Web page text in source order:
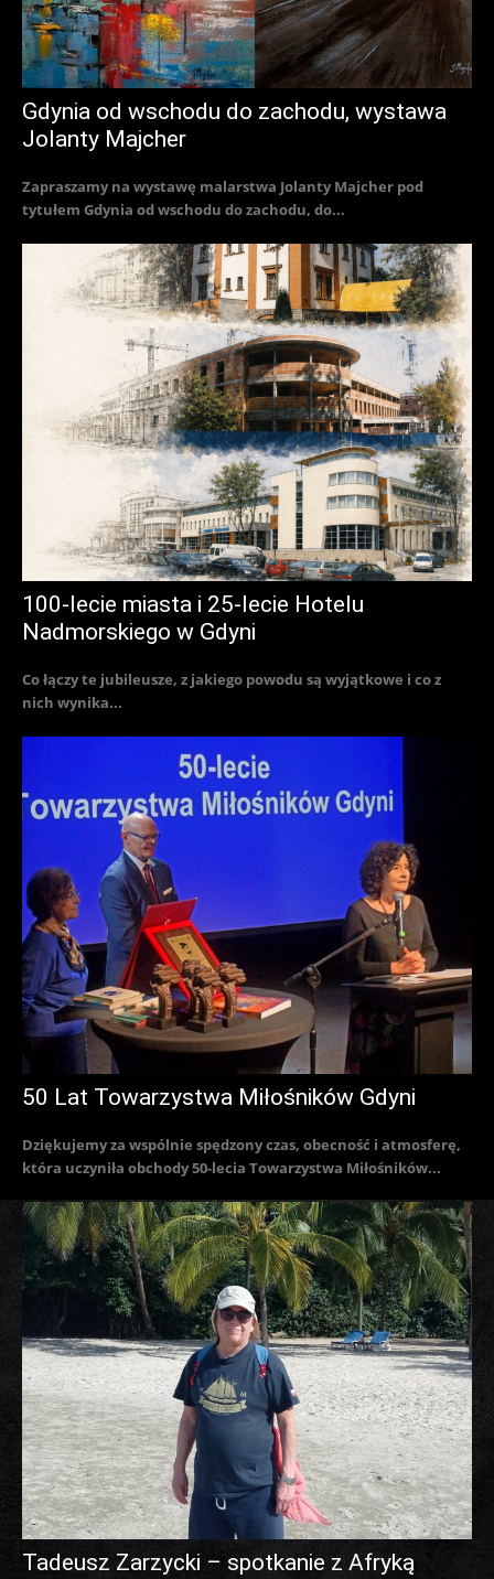
Gdynia od wschodu do zachodu, wystawa
Jolanty Majcher
Zapraszamy na wystawę malarstwa Jolanty Majcher pod
tytułem Gdynia od wschodu do zachodu, do...
100-lecie miasta i 25-lecie Hotelu
Nadmorskiego w Gdyni
Co łączy te jubileusze, z jakiego powodu są wyjątkowe i co z
nich wynika...
50 Lat Towarzystwa Miłośników Gdyni
Dziękujemy za wspólnie spędzony czas, obecność i atmosferę,
która uczyniła obchody 50-lecia Towarzystwa Miłośników...
Tadeusz Zarzycki – spotkanie z Afryką